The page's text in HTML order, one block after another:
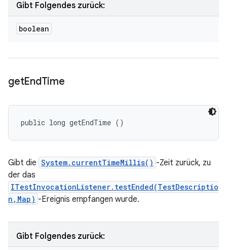
Gibt Folgendes zurück:
boolean
getEndTime
public long getEndTime ()
Gibt die System.currentTimeMillis() -Zeit zurück, zu
der das
ITestInvocationListener.testEnded(TestDescriptio
n,Map) -Ereignis empfangen wurde.
Gibt Folgendes zurück: